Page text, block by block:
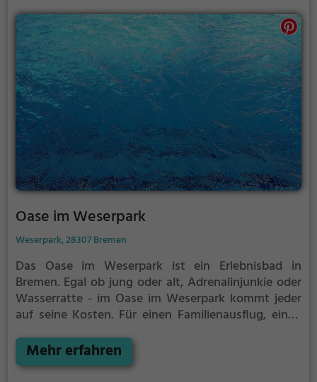
Oase im Weserpark
Weserpark, 28307 Bremen
Das Oase im Weserpark ist ein Erlebnisbad in
Bremen. Egal ob jung oder alt, Adrenalinjunkie oder
Wasserratte - im Oase im Weserpark kommt jeder
auf seine Kosten. Für einen Familienausflug, einen
Oase im Weserpark genau die richtige Adresse.
Mehr erfahren